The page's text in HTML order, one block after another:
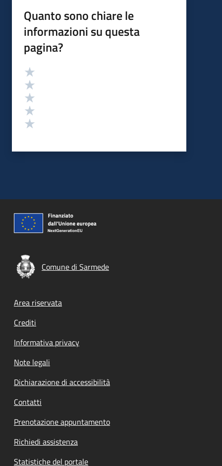
Quanto sono chiare le
informazioni su questa
pagina?
Valutazione
Comune di Sarmede
Footer menu
Area riservata
Crediti
Informativa privacy
Note legali
Dichiarazione di accessibilità
Contatti
Prenotazione appuntamento
Richiedi assistenza
Statistiche del portale